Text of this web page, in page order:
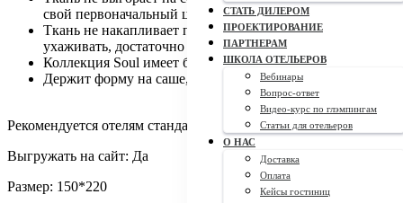
СТАТЬ ДИЛЕРОМ
ПРОЕКТИРОВАНИЕ
ПАРТНЕРАМ
ШКОЛА ОТЕЛЬЕРОВ
Вебинары
Вопрос-ответ
Видео-курс по глэмпингам
Статьи для отельеров
О НАС
Доставка
Оплата
Кейсы гостиниц
свой первоначальный цвет.
Ткань не накапливает пыть, а значит за ней легко
ухаживать, достаточно очищать сухой щеткой.
Коллекция Soul имеет большой выборцветов: 14 шт.
Держит форму на саше, благодаря подкладу
Рекомендуется отелям стандарт и хостелам
Выгружать на сайт: Да
Размер: 150*220